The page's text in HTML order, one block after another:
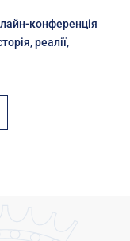
конференція
реалії,